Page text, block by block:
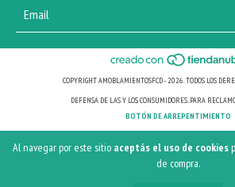
Al navegar por este sitio aceptás el uso de cookies
de compra.
COPYRIGHT AMOBLAMIENTOSFCD - 2026. TODOS LOS
DEFENSA DE LAS Y LOS CONSUMIDORES. PARA
BOTÓN DE ARREPENTIMIENTO